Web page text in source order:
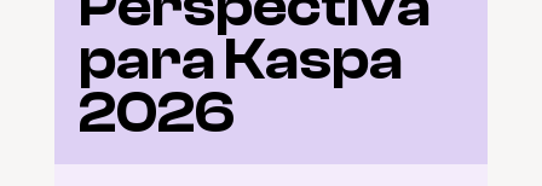
para Kaspa
2026